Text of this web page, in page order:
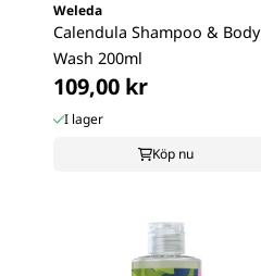
Weleda
Calendula Shampoo & Body
Wash 200ml
109,00 kr
I lager
Köp nu